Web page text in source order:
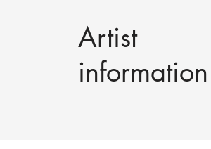
Artist
information